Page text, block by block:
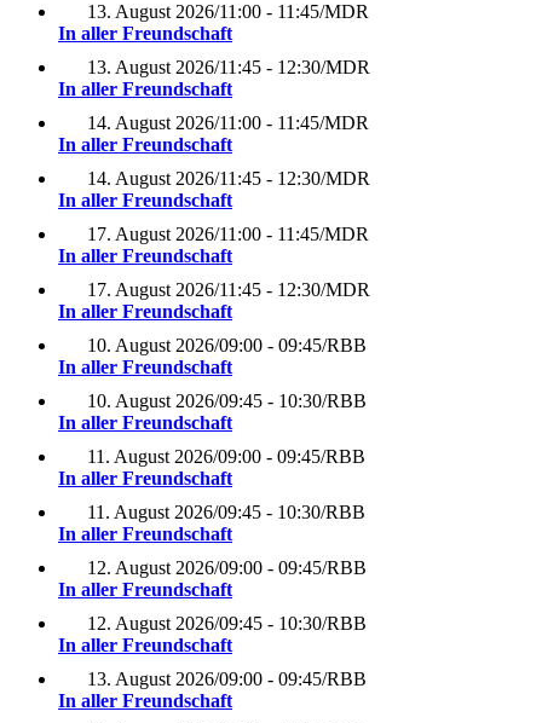
13. August 2026/11:00 - 11:45/MDR
In aller Freundschaft
13. August 2026/11:45 - 12:30/MDR
In aller Freundschaft
14. August 2026/11:00 - 11:45/MDR
In aller Freundschaft
14. August 2026/11:45 - 12:30/MDR
In aller Freundschaft
17. August 2026/11:00 - 11:45/MDR
In aller Freundschaft
17. August 2026/11:45 - 12:30/MDR
In aller Freundschaft
10. August 2026/09:00 - 09:45/RBB
In aller Freundschaft
10. August 2026/09:45 - 10:30/RBB
In aller Freundschaft
11. August 2026/09:00 - 09:45/RBB
In aller Freundschaft
11. August 2026/09:45 - 10:30/RBB
In aller Freundschaft
12. August 2026/09:00 - 09:45/RBB
In aller Freundschaft
12. August 2026/09:45 - 10:30/RBB
In aller Freundschaft
13. August 2026/09:00 - 09:45/RBB
In aller Freundschaft